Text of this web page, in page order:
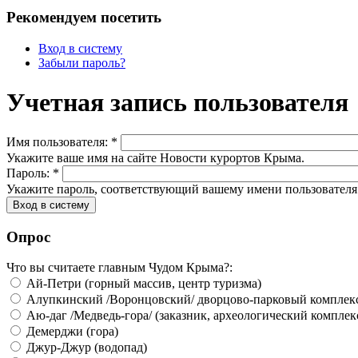
Рекомендуем посетить
Вход в систему
Забыли пароль?
Учетная запись пользователя
Имя пользователя: *
Укажите ваше имя на сайте Новости курортов Крыма.
Пароль: *
Укажите пароль, соответствующий вашему имени
Опрос
Что вы считаете главным Чудом Крыма?:
Ай-Петри (горный массив, центр туризма)
Алупкинский /Воронцовский/ дворцово-парковый
Аю-даг /Медведь-гора/ (заказник, археологический
Демерджи (гора)
Джур-Джур (водопад)